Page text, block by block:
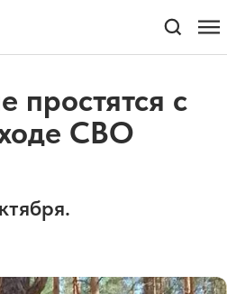
простятся с
СВО